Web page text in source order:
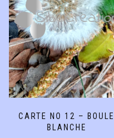
CARTE NO 12 – BOULE
BLANCHE